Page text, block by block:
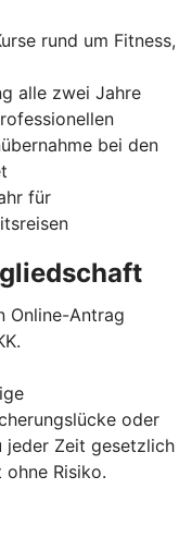
rund um Fitness,
alle zwei Jahre
bei den
für
Online-Antrag
oder
jeder Zeit gesetzlich
ohne Risiko.